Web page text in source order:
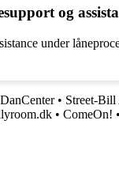
og
under
DanCenter• Street-Bill
• ComeOn! •